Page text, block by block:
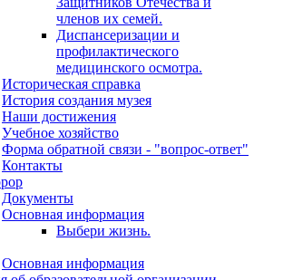
членов их семей.
Диспансеризации и
профилактического
медицинского осмотра.
Историческая справка
История создания музея
Наши достижения
Учебное хозяйство
Форма обратной связи - "вопрос-ответ"
Контакты
Документы
Основная информация
Выбери жизнь.
Основная информация